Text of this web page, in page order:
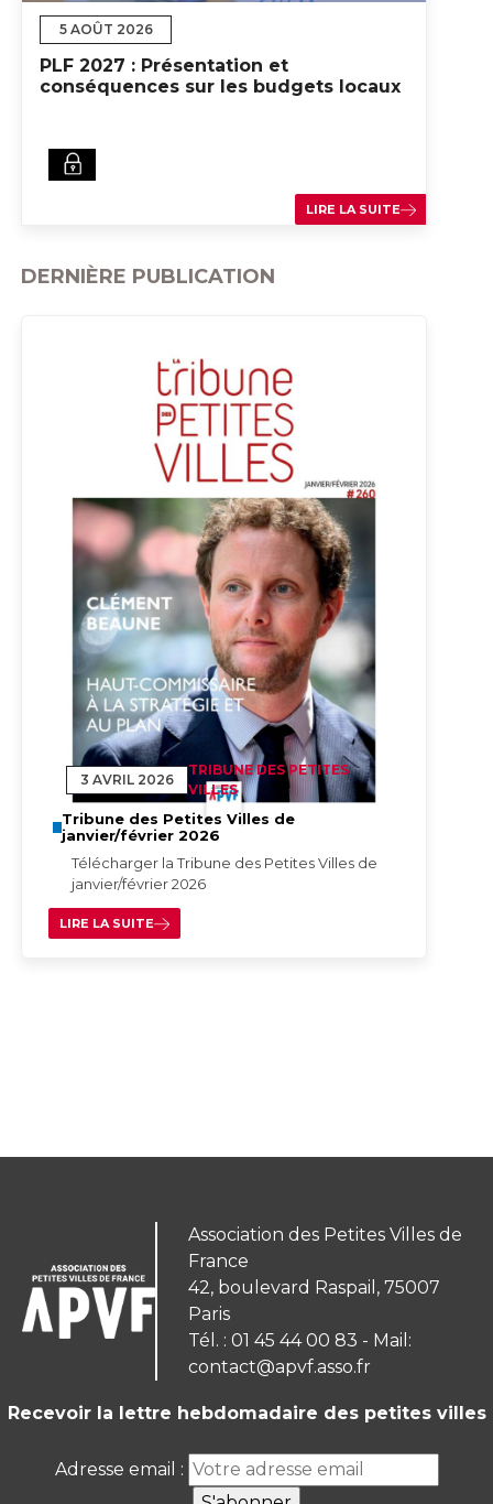
5 AOÛT 2026
PLF 2027 : Présentation et
conséquences sur les budgets locaux
LIRE LA SUITE
DERNIÈRE PUBLICATION
3 AVRIL 2026
TRIBUNE DES PETITES
VILLES
Tribune des Petites Villes de
janvier/février 2026
Télécharger la Tribune des Petites Villes de
janvier/février 2026
LIRE LA SUITE
Association des Petites Villes de
France
42, boulevard Raspail, 75007
Paris
Tél. : 01 45 44 00 83 - Mail:
contact@apvf.asso.fr
Recevoir la lettre hebdomadaire des petites villes
Adresse email :